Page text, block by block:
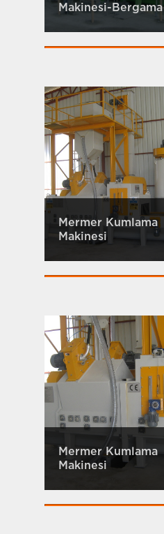
Makinesi-Bergama
Mermer Kumlama
Makinesi
Mermer Kumlama
Makinesi